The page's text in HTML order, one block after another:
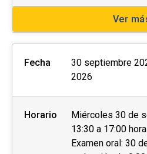
Ver
Fecha
30 septiembre
2026
Horario
Miércoles 30 de
13:30 a 17:00
Examen oral: 30